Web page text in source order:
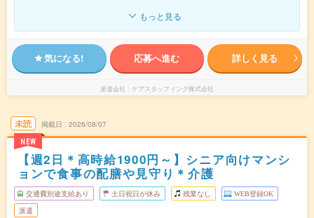
もっと見る
気になる! 応募へ進む 詳しく見る
派遣会社 ケアスタッフィング株式会社
未読
NEW
掲載日 2026/08/07
【週2日＊高時給1900円～】シニア向けマンシ
ョンで食事の配膳や見守り＊介護
交通費別途支給あり 土日祝日が休み 残業なし WEB登録OK
派遣